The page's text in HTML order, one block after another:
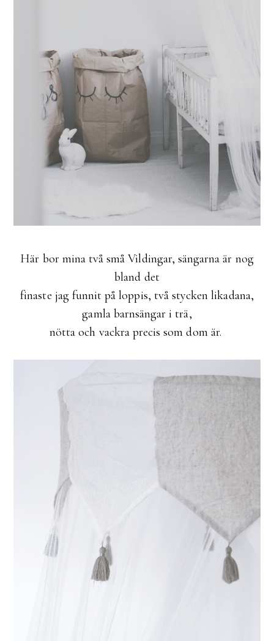
Här bor mina två små Vildingar, sängarna är nog
bland det
finaste jag funnit på loppis, två stycken likadana,
gamla barnsängar i trä,
nötta och vackra precis som dom är.